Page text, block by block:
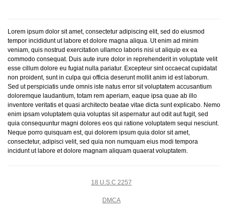
Lorem ipsum dolor sit amet, consectetur adipiscing elit, sed do eiusmod
tempor incididunt ut labore et dolore magna aliqua. Ut enim ad minim
veniam, quis nostrud exercitation ullamco laboris nisi ut aliquip ex ea
commodo consequat. Duis aute irure dolor in reprehenderit in voluptate velit
esse cillum dolore eu fugiat nulla pariatur. Excepteur sint occaecat cupidatat
non proident, sunt in culpa qui officia deserunt mollit anim id est laborum.
Sed ut perspiciatis unde omnis iste natus error sit voluptatem accusantium
doloremque laudantium, totam rem aperiam, eaque ipsa quae ab illo
inventore veritatis et quasi architecto beatae vitae dicta sunt explicabo. Nemo
enim ipsam voluptatem quia voluptas sit aspernatur aut odit aut fugit, sed
quia consequuntur magni dolores eos qui ratione voluptatem sequi nesciunt.
Neque porro quisquam est, qui dolorem ipsum quia dolor sit amet,
consectetur, adipisci velit, sed quia non numquam eius modi tempora
incidunt ut labore et dolore magnam aliquam quaerat voluptatem.
18 U.S.C 2257
DMCA